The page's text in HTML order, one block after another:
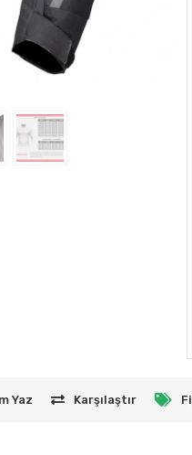
Yaz Karşılaştır